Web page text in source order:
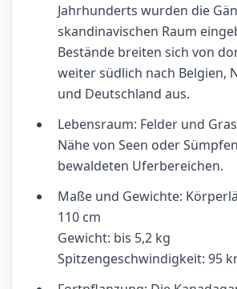
Jahrhunderts wurden die
skandinavischen Raum
Bestände breiten sich von
weiter südlich nach Belgien,
und Deutschland aus.
Lebensraum: Felder und
Nähe von Seen oder
bewaldeten Uferbereichen.
Maße und Gewichte:
110 cm
Gewicht: bis 5,2 kg
Spitzengeschwindigkeit: 95